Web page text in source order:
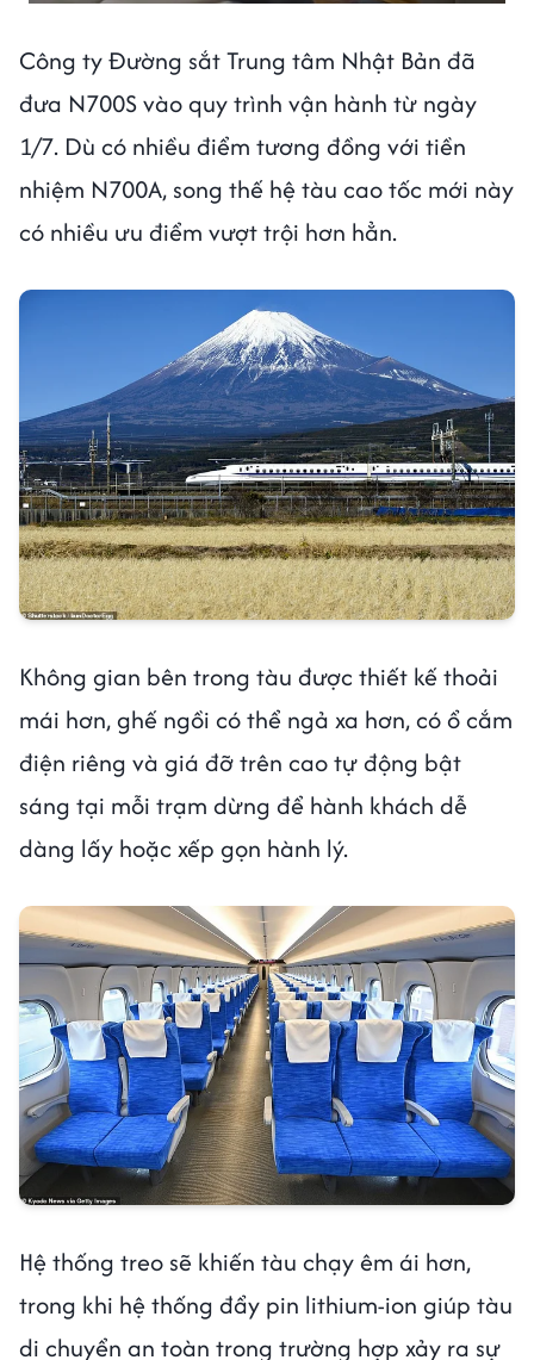
Công ty Đường sắt Trung tâm Nhật Bản đã
đưa N700S vào quy trình vận hành từ ngày
1/7. Dù có nhiều điểm tương đồng với tiền
nhiệm N700A, song thế hệ tàu cao tốc mới này
có nhiều ưu điểm vượt trội hơn hẳn.
Không gian bên trong tàu được thiết kế thoải
mái hơn, ghế ngồi có thể ngả xa hơn, có ổ cắm
điện riêng và giá đỡ trên cao tự động bật
sáng tại mỗi trạm dừng để hành khách dễ
dàng lấy hoặc xếp gọn hành lý.
Hệ thống treo sẽ khiến tàu chạy êm ái hơn,
trong khi hệ thống đẩy pin lithium-ion giúp tàu
di chuyển an toàn trong trường hợp xảy ra sự